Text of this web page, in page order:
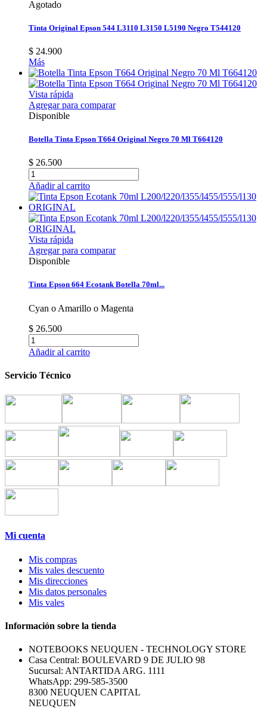
Agotado
Tinta Original Epson 544 L3110 L3150 L5190 Negro T544120
$ 24.900
Más
Vista rápida
Agregar para comparar
Disponible
Botella Tinta Epson T664 Original Negro 70 Ml T664120
$ 26.500
Añadir al carrito
Vista rápida
Agregar para comparar
Disponible
Tinta Epson 664 Ecotank Botella 70ml...
Cyan o Amarillo o Magenta
$ 26.500
Añadir al carrito
Servicio Técnico
Mi cuenta
Mis compras
Mis vales descuento
Mis direcciones
Mis datos personales
Mis vales
Información sobre la tienda
NOTEBOOKS NEUQUEN - TECHNOLOGY STORE
Casa Central: BOULEVARD 9 DE JULIO 98
Sucursal: ANTARTIDA ARG. 1111
WhatsApp: 299-585-3500
8300 NEUQUEN CAPITAL
NEUQUEN